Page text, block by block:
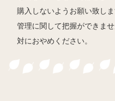
購入しないようお願い致し
管理に関して把握ができま
対におやめください。